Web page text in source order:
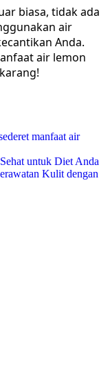
biasa, tidak ada
air
Anda.
air lemon
manfaat air
untuk Diet Anda
Kulit dengan